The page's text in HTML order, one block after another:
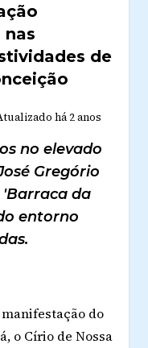
nas
de
há 2 anos
no elevado
Gregório
'Barraca da
entorno
do
o Círio de Nossa